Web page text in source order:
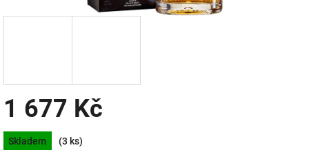
1 677 Kč
Měrná
cena:
Skladem (3 ks)